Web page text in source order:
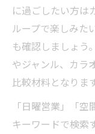
に過ごしたい方は
ループで楽しみた
も確認しましょう
やジャンル、カラ
比較材料となります
「日曜営業」「
キーワードで検索